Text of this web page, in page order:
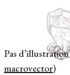
Pas
macrovector)